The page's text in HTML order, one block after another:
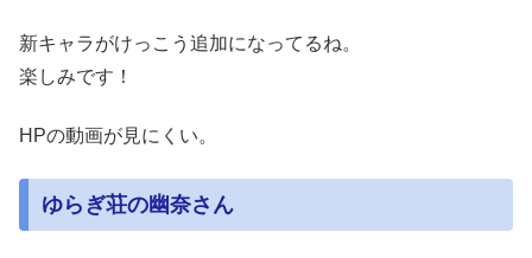
新キャラがけっこう追加になってるね。
楽しみです！
HPの動画が見にくい。
ゆらぎ荘の幽奈さん